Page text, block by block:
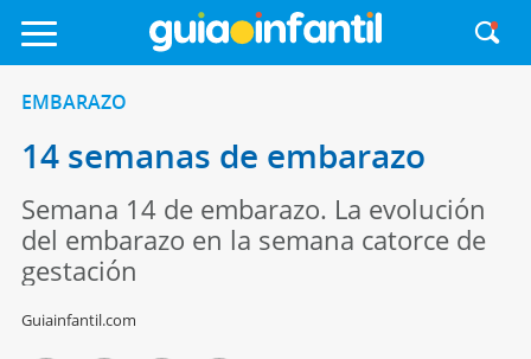
EMBARAZO
14 semanas de embarazo
Semana 14 de embarazo. La evolución
del embarazo en la semana catorce de
gestación
Guiainfantil.com